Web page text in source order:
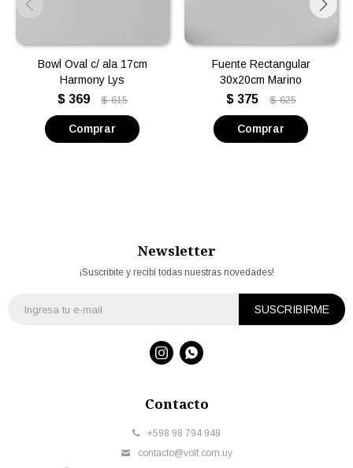
Bowl Oval c/ ala 17cm
Harmony Lys
$ 369 $ 615
Fuente Rectangular
30x20cm Marino
$ 375 $ 625
Contacto
+598 98 794 949
contacto@volf.com.uy
Newsletter
¡Suscribite y recibí todas nuestras novedades!
SUSCRIBIRME
 